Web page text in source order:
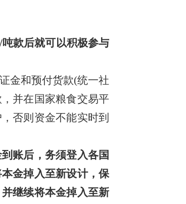
款后就可以积极参与
金和预付货款(统一社
并在国家粮食交易平
否则资金不能实时到
账后，务须登入各国
金掉入至新设计，保
继续将本金掉入至新